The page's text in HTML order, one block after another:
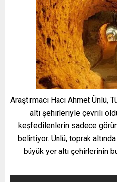
Araştırmacı Hacı Ahmet Ünlü,
altı şehirleriyle çevrili
keşfedilenlerin sadece
belirtiyor. Ünlü, toprak
büyük yer altı şehirlerinin